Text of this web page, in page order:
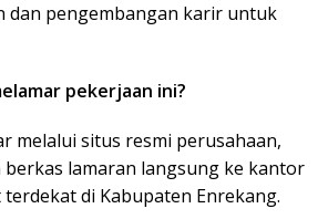
dan pengembangan karir untuk
pekerjaan ini?
melalui situs resmi perusahaan,
lamaran langsung ke kantor
di Kabupaten Enrekang.